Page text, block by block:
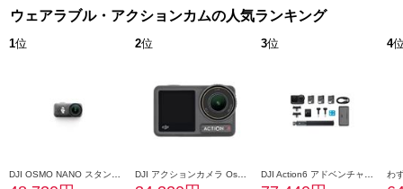
ウェアラブル・アクションカムの人気ランキング
1位 2位 3位 4